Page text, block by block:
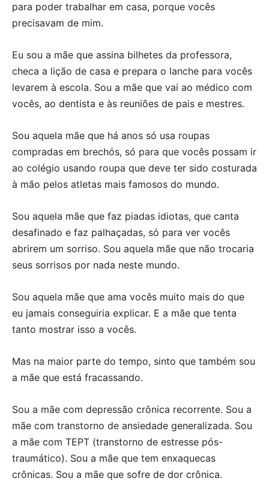
para poder trabalhar em casa, porque vocês
precisavam de mim.
Eu sou a mãe que assina bilhetes da professora,
checa a lição de casa e prepara o lanche para vocês
levarem à escola. Sou a mãe que vai ao médico com
vocês, ao dentista e às reuniões de pais e mestres.
Sou aquela mãe que há anos só usa roupas
compradas em brechós, só para que vocês possam ir
ao colégio usando roupa que deve ter sido costurada
à mão pelos atletas mais famosos do mundo.
Sou aquela mãe que faz piadas idiotas, que canta
desafinado e faz palhaçadas, só para ver vocês
abrirem um sorriso. Sou aquela mãe que não trocaria
seus sorrisos por nada neste mundo.
Sou aquela mãe que ama vocês muito mais do que
eu jamais conseguiria explicar. E a mãe que tenta
tanto mostrar isso a vocês.
Mas na maior parte do tempo, sinto que também sou
a mãe que está fracassando.
Sou a mãe com depressão crônica recorrente. Sou a
mãe com transtorno de ansiedade generalizada. Sou
a mãe com TEPT (transtorno de estresse pós-
traumático). Sou a mãe que tem enxaquecas
crônicas. Sou a mãe que sofre de dor crônica.